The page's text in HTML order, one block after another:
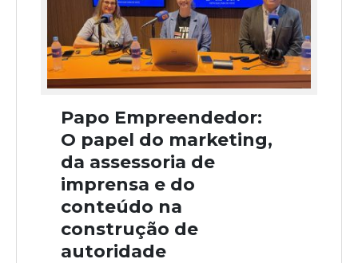
Papo Empreendedor:
O papel do marketing,
da assessoria de
imprensa e do
conteúdo na
construção de
autoridade